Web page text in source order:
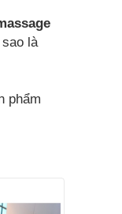
là
phẩm